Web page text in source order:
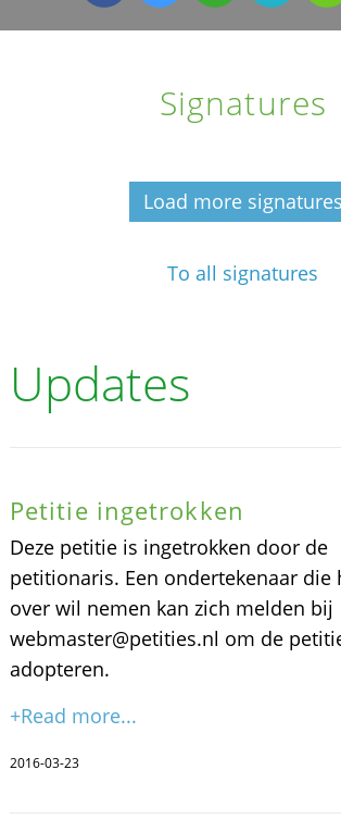
Signatures
Load more signatures
To all signatures
Updates
Petitie ingetrokken
Deze petitie is ingetrokken door de
petitionaris. Een ondertekenaar die
over wil nemen kan zich melden bij
webmaster@petities.nl om de
adopteren.
+Read more...
2016-03-23